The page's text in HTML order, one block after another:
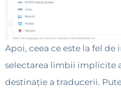
Apoi, ceea ce este la fel
selectarea limbii implicite
destinație a traducerii.